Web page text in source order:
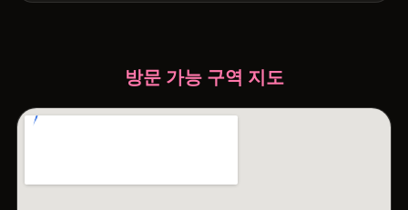
방문 가능 구역 지도